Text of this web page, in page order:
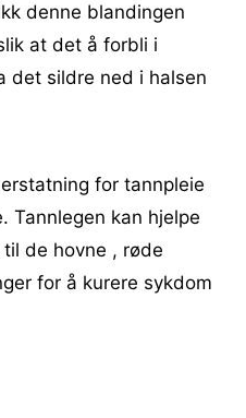
denne blandingen
at det å forbli i
det sildre ned i halsen
for tannpleie
Tannlegen kan hjelpe
de hovne , røde
for å kurere sykdom